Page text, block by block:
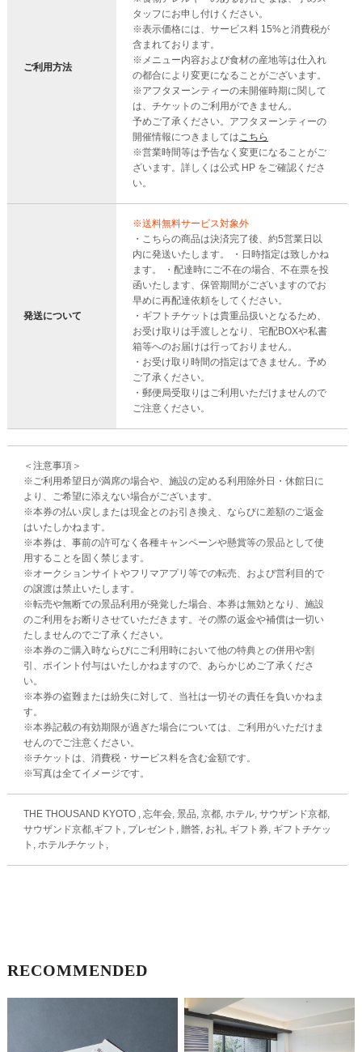
ご利用方法
タッフにお申し付けください。
※表示価格には、サービス料 15%と消費税が
含まれております。
※メニュー内容および食材の産地等は仕入れ
の都合により変更になることがございます。
※アフタヌーンティーの未開催時期に関して
は、チケットのご利用ができません。
予めご了承ください。アフタヌーンティーの
開催情報につきましてはこちら
※営業時間等は予告なく変更になることがご
ざいます。詳しくは公式 HP をご確認くださ
い。
発送について
※送料無料サービス対象外
・こちらの商品は決済完了後、約5営業日以
内に発送いたします。 ・日時指定は致しかね
ます。 ・配達時にご不在の場合、不在票を投
函いたします、保管期間がございますのでお
早めに再配達依頼をしてください。
・ギフトチケットは貴重品扱いとなるため、
お受け取りは手渡しとなり、宅配BOXや私書
箱等へのお届けは行っておりません。
・お受け取り時間の指定はできません。予め
ご了承ください。
・郵便局受取りはご利用いただけませんので
ご注意ください。
＜注意事項＞
※ご利用希望日が満席の場合や、施設の定める利用除外日・休館日に
より、ご希望に添えない場合がございます。
※本券の払い戻しまたは現金とのお引き換え、ならびに差額のご返金
はいたしかねます。
※本券は、事前の許可なく各種キャンペーンや懸賞等の景品として使
用することを固く禁じます。
※オークションサイトやフリマアプリ等での転売、および営利目的で
の譲渡は禁止いたします。
※転売や無断での景品利用が発覚した場合、本券は無効となり、施設
のご利用をお断りさせていただきます。その際の返金や補償は一切い
たしませんのでご了承ください。
※本券のご購入時ならびにご利用時において他の特典との併用や割
引、ポイント付与はいたしかねますので、あらかじめご了承くださ
い。
※本券の盗難または紛失に対して、当社は一切その責任を負いかねま
す。
※本券記載の有効期限が過ぎた場合については、ご利用がいただけま
せんのでご注意ください。
※チケットは、消費税・サービス料を含む金額です。
※写真は全てイメージです。
THE THOUSAND KYOTO , 忘年会, 景品, 京都, ホテル, サウザンド京都,
サウザンド京都,ギフト, プレゼント, 贈答, お礼, ギフト券, ギフトチケッ
ト, ホテルチケット,
RECOMMENDED